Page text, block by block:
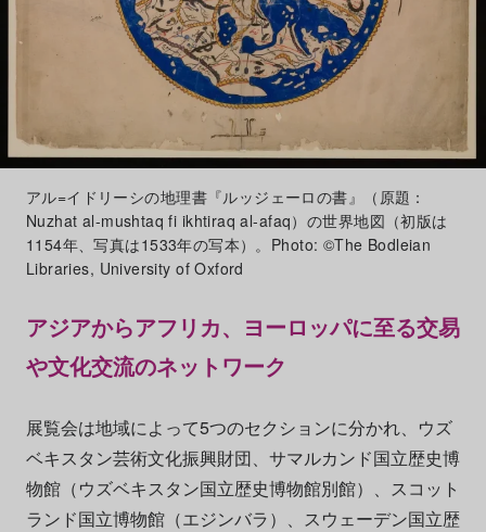
アル=イドリーシの地理書『ルッジェーロの書』（原題：
Nuzhat al-mushtaq fi ikhtiraq al-afaq）の世界地図（初版は
1154年、写真は1533年の写本）。Photo: ©The Bodleian
Libraries, University of Oxford
アジアからアフリカ、ヨーロッパに至る交易
や文化交流のネットワーク
展覧会は地域によって5つのセクションに分かれ、ウズ
ベキスタン芸術文化振興財団、サマルカンド国立歴史博
物館（ウズベキスタン国立歴史博物館別館）、スコット
ランド国立博物館（エジンバラ）、スウェーデン国立歴